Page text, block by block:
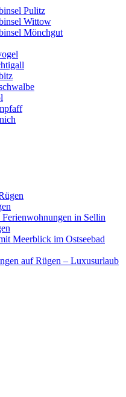
Pulitz
Wittow
Mönchgut
in Sellin
Meerblick im Ostseebad
auf Rügen – Luxusurlaub